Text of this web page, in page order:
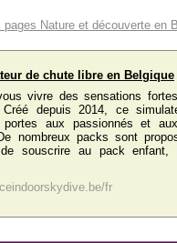
Nature et découverte en
de chute libre en Belgique
vivre des sensations
Créé depuis 2014, ce
aux passionnés et
nombreux packs sont
souscrire au pack enfant,
fr